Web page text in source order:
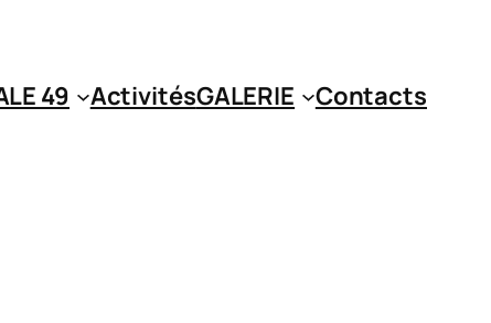
49 ActivitésGALERIE Contacts